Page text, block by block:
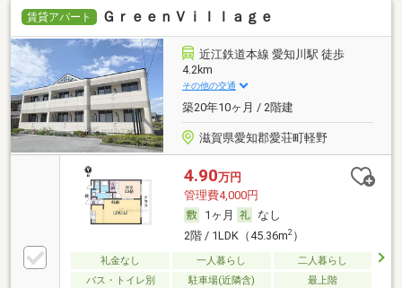
賃貸アパート ＧｒｅｅｎＶｉｌｌａｇｅ
近江鉄道本線 愛知川駅 徒歩
4.2km
その他の交通
築20年10ヶ月 / 2階建
滋賀県愛知郡愛荘町軽野
4.90万円
管理費4,000円
1ヶ月
なし
2階 / 1LDK（45.36m2）
礼金なし 一人暮らし
二人暮らし
バス・トイレ別
駐車場(近隣含) 最上階